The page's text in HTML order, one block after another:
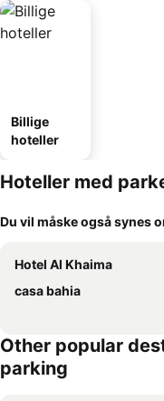
Billige
hoteller
Hoteller med
Du vil måske også synes
Hotel Al Khaima
casa bahia
Other popular
parking